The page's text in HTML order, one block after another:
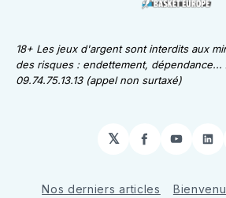
18+ Les jeux d'argent sont interdits aux
des risques : endettement, dépendance...
09.74.75.13.13 (appel non surtaxé)
𝕏 Facebook
Nos derniers articles